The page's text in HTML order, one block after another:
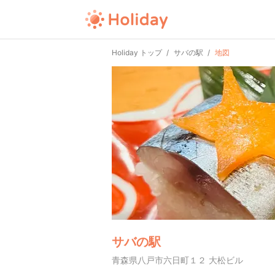
Holiday トップ サバの駅 地図
サバの駅
青森県八戸市六日町１２ 大松ビル